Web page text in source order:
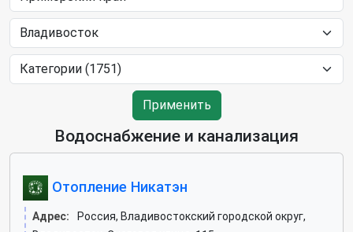
Применить
Водоснабжение и канализация
Отопление Никатэн
Адрес:
Россия, Владивостокский городской округ,